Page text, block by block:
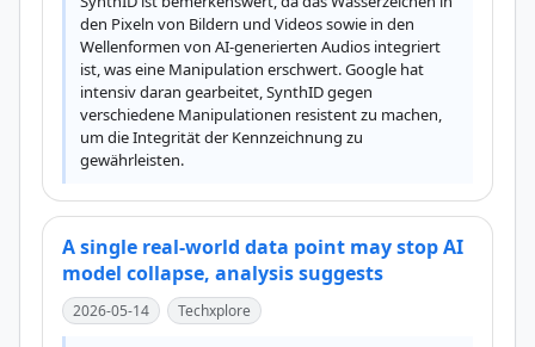
den Pixeln von Bildern und Videos sowie in den
Wellenformen von AI-generierten Audios integriert
ist, was eine Manipulation erschwert. Google hat
intensiv daran gearbeitet, SynthID gegen
verschiedene Manipulationen resistent zu machen,
um die Integrität der Kennzeichnung zu
gewährleisten.
A single real-world data point may stop AI
model collapse, analysis suggests
2026-05-14 Techxplore